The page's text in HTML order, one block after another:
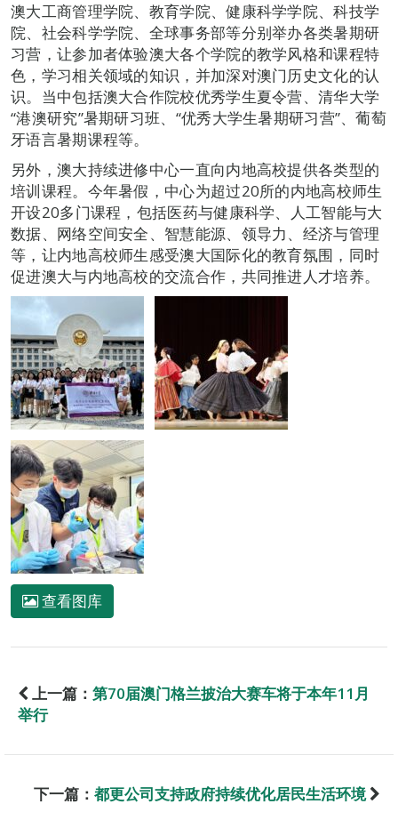
澳大工商管理学院、教育学院、健康科学学院、科技学
院、社会科学学院、全球事务部等分别举办各类暑期研
习营，让参加者体验澳大各个学院的教学风格和课程特
色，学习相关领域的知识，并加深对澳门历史文化的认
识。当中包括澳大合作院校优秀学生夏令营、清华大学
“港澳研究”暑期研习班、“优秀大学生暑期研习营”、葡萄
牙语言暑期课程等。
另外，澳大持续进修中心一直向内地高校提供各类型的
培训课程。今年暑假，中心为超过20所的内地高校师生
开设20多门课程，包括医药与健康科学、人工智能与大
数据、网络空间安全、智慧能源、领导力、经济与管理
等，让内地高校师生感受澳大国际化的教育氛围，同时
促进澳大与内地高校的交流合作，共同推进人才培养。
查看图库
上一篇： 第70届澳门格兰披治大赛车将于本年11月
举行
下一篇： 都更公司支持政府持续优化居民生活环境